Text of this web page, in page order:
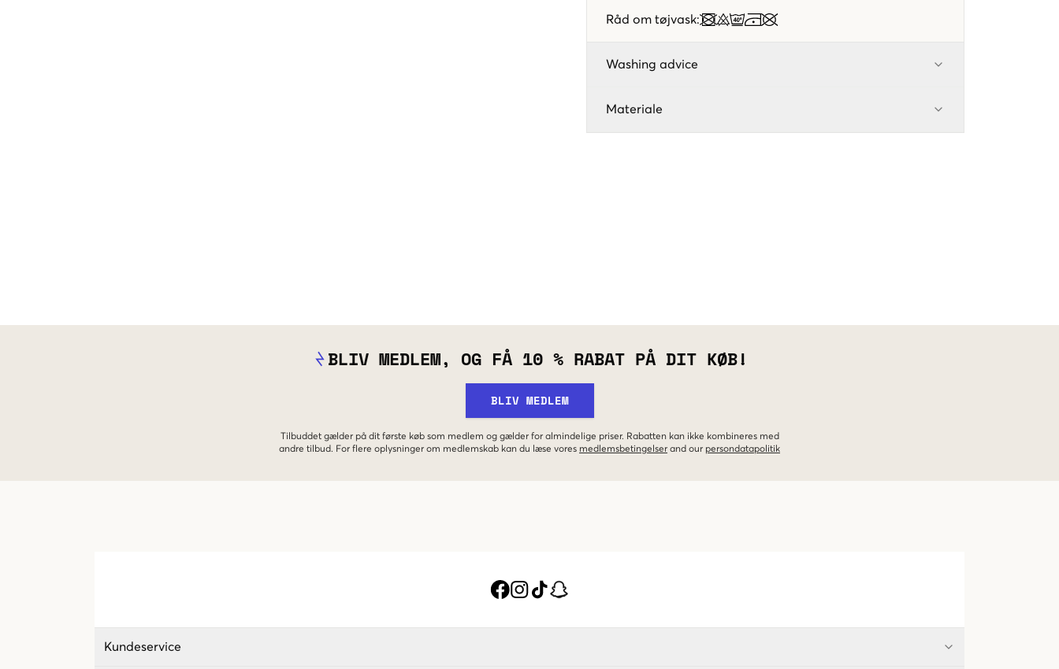
Råd om tøjvask:
Washing advice
Materiale
BLIV MEDLEM, OG FÅ 10 % RABAT PÅ DIT KØB!
BLIV MEDLEM
Tilbuddet gælder på dit første køb som medlem og gælder for almindelige priser. Rabatten kan ikke kombineres med
andre tilbud. For flere oplysninger om medlemskab kan du læse vores medlemsbetingelser and our persondatapolitik
Kundeservice